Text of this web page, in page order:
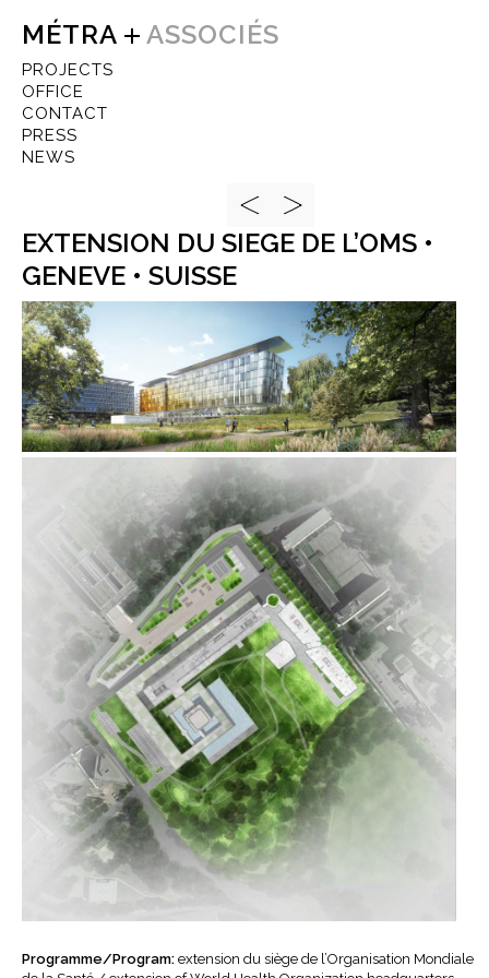
MÉTRA ASSOCIÉS
PROJECTS
OFFICE
CONTACT
PRESS
NEWS
EXTENSION DU SIEGE DE L’OMS •
GENEVE • SUISSE
Programme/Program: extension du siège de l’Organisation Mondiale